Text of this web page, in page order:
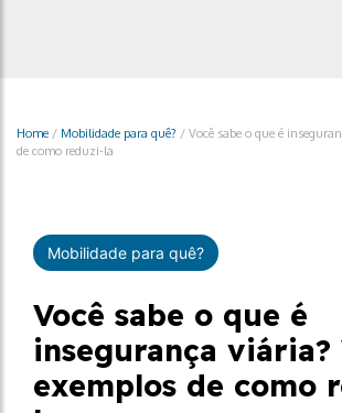
Home / Mobilidade para quê? / Você sabe o que é
de como reduzi-la
Mobilidade para quê?
Você sabe o que é
insegurança viária?
exemplos de como